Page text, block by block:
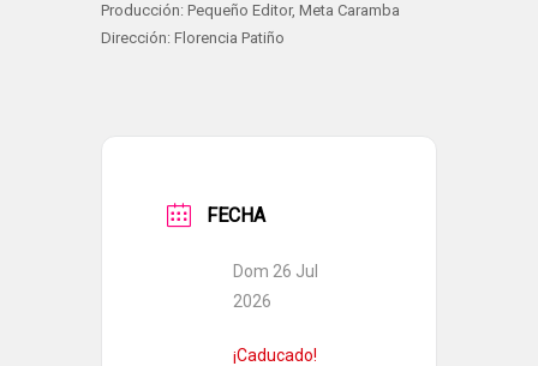
Producción: Pequeño Editor, Meta Caramba
Dirección: Florencia Patiño
FECHA
Dom 26 Jul
2026
¡Caducado!